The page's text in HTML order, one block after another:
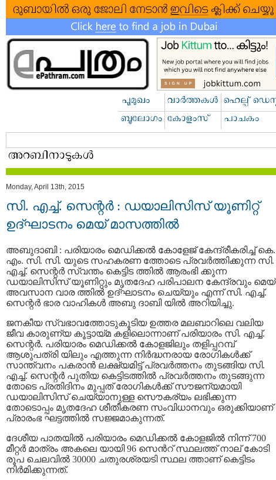
Monday, April 13th, 2015
സി. എച്ച്. സെന്റര്‍ : ഡയാലിസിസ് യൂണിറ്റ്
ഉദ്ഘാടനം മെയ് മാസത്തില്‍
അബുദാബി : പരിയാരം മെഡിക്കല്‍ കോളേജ് കേന്ദ്രീകരിച്ച് കെ.
എം. സി. സി. യുടെ സഹകരണ ത്തോടെ പ്രവര്‍ത്തിക്കുന്ന സി.
എച്ച്. സെന്റര്‍ സ്വന്തം കെട്ടിട ത്തില്‍ ആരംഭി ക്കുന്ന
ഡയാലിസിസ് യൂണിറ്റും മൃതദേഹ പരിപാലന കേന്ദ്രവും മെയ്
അവസാന വാര ത്തില്‍ ഉദ്ഘാടനം ചെയ്യും എന്ന് സി. എച്ച്.
സെന്റർ ഭാര വാഹികൾ അബു ദാബി യിൽ അറിയിച്ചു.
ജനകീയ സ്വഭാവത്തോടുകൂടിയ ഉത്തര മലബാറിലെ വലിയ
ജീവ കാരുണ്യ കൂട്ടായ്മ കളിലൊന്നാണ് പരിയാരം സി. എച്ച്.
സെന്റര്‍. പരിയാരം മെഡിക്കല്‍ കോളജിലും തളിപ്പറമ്പ്
ആശുപത്രി യിലും എത്തുന്ന നിര്‍ദ്ധനരായ രോഗികള്‍ക്ക്
സാന്ത്വനം പകരാന്‍ ലക്ഷ്യമിട്ട് പ്രവര്‍ത്തനം തുടങ്ങിയ സി.
എച്ച്. സെന്റര്‍ പുതിയ കെട്ടിടത്തില്‍ പ്രവര്‍ത്തനം തുടങ്ങുന്ന
തോടെ പ്രതിദിനം മുപ്പത് രോഗികള്‍ക്ക് സൗജന്യമായി
ഡയാലിസിസ് ചെയ്യാനുള്ള സൌകര്യം ലഭിക്കുന്ന
തോടൊപ്പം മൃതദേഹ ശീതീകരണ സംവിധാനവും ഒരുക്കിയാണ്
പ്രാരംഭ ഘട്ടത്തില്‍ സജ്ജമാകുന്നത്.
ദേശീയ പാതയില്‍ പരിയാരം മെഡിക്കല്‍ കോളജില്‍ നിന്ന് 700
മീറ്റര്‍ മാത്രം അകലെ യായി 96 സെന്‍റ് സ്ഥലത്ത് നാല് കോടി
രൂപ ചെലവില്‍ 30000 ചതുരശ്രയടി സ്ഥല ത്താണ് കെട്ടിടം
നിര്‍മിക്കുന്നത്.